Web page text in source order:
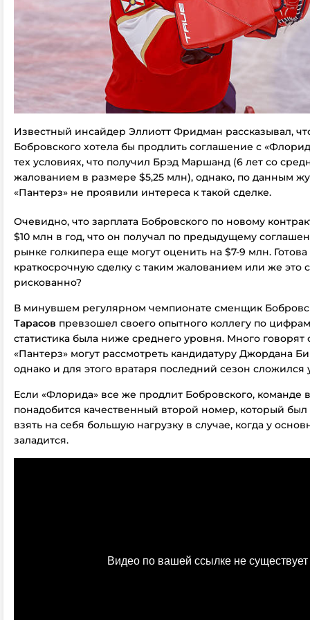
Известный инсайдер Эллиотт Фридман рассказывал,
Бобровского хотела бы продлить соглашение с
тех условиях, что получил Брэд Маршанд (6 лет со
жалованием в размере $5,25 млн), однако, по данным
«Пантерз» не проявили интереса к такой сделке.
Очевидно, что зарплата Бобровского по новому
$10 млн в год, что он получал по предыдущему
рынке голкипера еще могут оценить на $7-9 млн.
краткосрочную сделку с таким жалованием или же это
рискованно?
В минувшем регулярном чемпионате сменщик
Тарасов превзошел своего опытного коллегу по
статистика была ниже среднего уровня. Много говорят
«Пантерз» могут рассмотреть кандидатуру Джордана
однако и для этого вратаря последний сезон сложился
Если «Флорида» все же продлит Бобровского, команде
понадобится качественный второй номер, который
взять на себя большую нагрузку в случае, когда у
заладится.